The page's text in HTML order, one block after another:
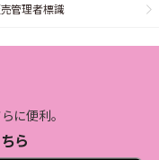
管理者標識
に便利。
ら